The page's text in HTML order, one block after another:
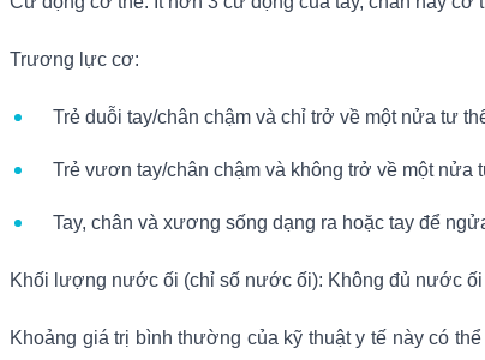
Trương lực cơ:
Trẻ duỗi tay/chân chậm và chỉ trở về một nửa tư
Trẻ vươn tay/chân chậm và không trở về một nửa
Tay, chân và xương sống dạng ra hoặc tay để
Khối lượng nước ối (chỉ số nước ối): Không đủ nước ối
Khoảng giá trị bình thường của kỹ thuật y tế này có